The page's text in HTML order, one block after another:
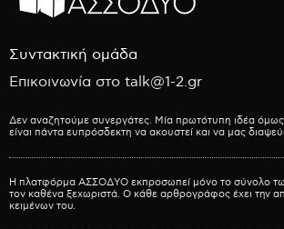
Συντακτική ομάδα
Επικοινωνία στο talk@1-2.gr
Δεν αναζητούμε συνεργάτες. Μία πρωτότυπη ιδέα
είναι πάντα ευπρόσδεκτη να ακουστεί και να μας
Η πλατφόρμα ΑΣΣΟΔΥΟ εκπροσωπεί μόνο το σύνολο
τον καθένα ξεχωριστά. Ο κάθε αρθρογράφος έχει την
κειμένων του.